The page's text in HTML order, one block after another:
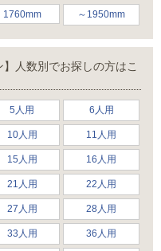
1760mm ～1950mm
人数別でお探しの方はこ
5人用 6人用
10人用 11人用
15人用 16人用
21人用 22人用
27人用 28人用
33人用 36人用